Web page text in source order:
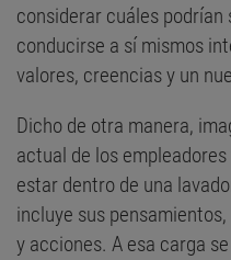
considerar cuáles podrían
conducirse a sí mismos
valores, creencias y un
Dicho de otra manera,
actual de los
estar dentro de una
incluye sus
y acciones. A esa carga